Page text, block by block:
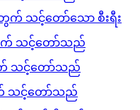
တွက် သင့်တော်သော စီးရီး
တွက် သင့်တော်သည်
က် သင့်တော်သည်
က် သင့်တော်သည်